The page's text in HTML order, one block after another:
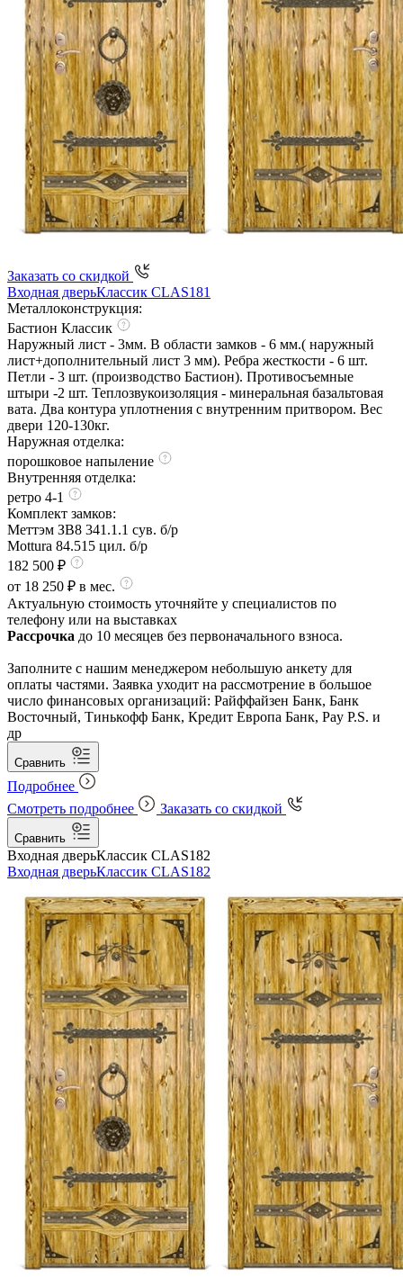
Заказать со скидкой
Входная дверьКлассик CLAS181
Металлоконструкция:
Бастион Классик
Наружный лист - 3мм. В области замков - 6 мм.( наружный
лист+дополнительный лист 3 мм). Ребра жесткости - 6 шт.
Петли - 3 шт. (производство Бастион). Противосъемные
штыри -2 шт. Теплозвукоизоляция - минеральная базальтовая
вата. Два контура уплотнения с внутренним притвором. Вес
двери 120-130кг.
Наружная отделка:
порошковое напыление
Внутренняя отделка:
ретро 4-1
Комплект замков:
Меттэм ЗВ8 341.1.1 сув. б/р
Mottura 84.515 цил. б/р
182 500 ₽
от 18 250 ₽ в мес.
Актуальную стоимость уточняйте у специалистов по
телефону или на выставках
Рассрочка до 10 месяцев без первоначального взноса.
Заполните с нашим менеджером небольшую анкету для
оплаты частями. Заявка уходит на рассмотрение в большое
число финансовых организаций: Райффайзен Банк, Банк
Восточный, Тинькофф Банк, Кредит Европа Банк, Pay P.S. и
др
Сравнить
Подробнее
Смотреть подробнее
Заказать со скидкой
Сравнить
Входная дверьКлассик CLAS182
Входная дверьКлассик CLAS182